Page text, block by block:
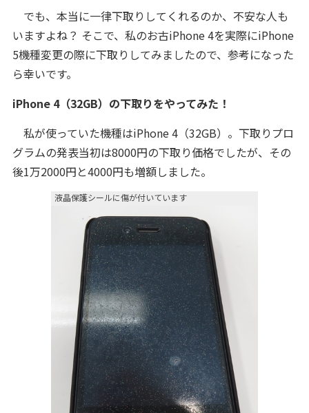
でも、本当に一律下取りしてくれるのか、不安な人も
いますよね？ そこで、私のお古iPhone 4を実際にiPhone
5機種変更の際に下取りしてみましたので、参考になった
ら幸いです。
iPhone 4（32GB）の下取りをやってみた！
私が使っていた機種はiPhone 4（32GB）。下取りプロ
グラムの発表当初は8000円の下取り価格でしたが、その
後1万2000円と4000円も増額しました。
液晶保護シールに傷が付いています